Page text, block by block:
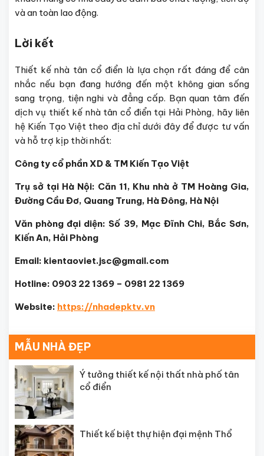
và an toàn lao động.
Lời kết
Thiết kế nhà tân cổ điển là lựa chọn rất đáng để cân
nhắc nếu bạn đang hướng đến một không gian sống
sang trọng, tiện nghi và đẳng cấp. Bạn quan tâm đến
dịch vụ thiết kế nhà tân cổ điển tại Hải Phòng, hãy liên
hệ Kiến Tạo Việt theo địa chỉ dưới đây để được tư vấn
và hỗ trợ kịp thời nhất:
Công ty cổ phần XD & TM Kiến Tạo Việt
Trụ sở tại Hà Nội: Căn 11, Khu nhà ở TM Hoàng Gia,
Đường Cầu Đơ, Quang Trung, Hà Đông, Hà Nội
Văn phòng đại diện: Số 39, Mạc Đĩnh Chi, Bắc Sơn,
Kiến An, Hải Phòng
Email: kientaoviet.jsc@gmail.com
Hotline: 0903 22 1369 – 0981 22 1369
Website: https://nhadepktv.vn
MẪU NHÀ ĐẸP
Ý tưởng thiết kế nội thất nhà phố tân
cổ điển
Thiết kế biệt thự hiện đại mệnh Thổ